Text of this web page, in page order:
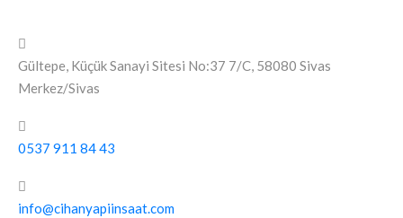
Gültepe, Küçük Sanayi Sitesi No:37 7/C, 58080 Sivas
Merkez/Sivas
0537 911 84 43
info@cihanyapiinsaat.com